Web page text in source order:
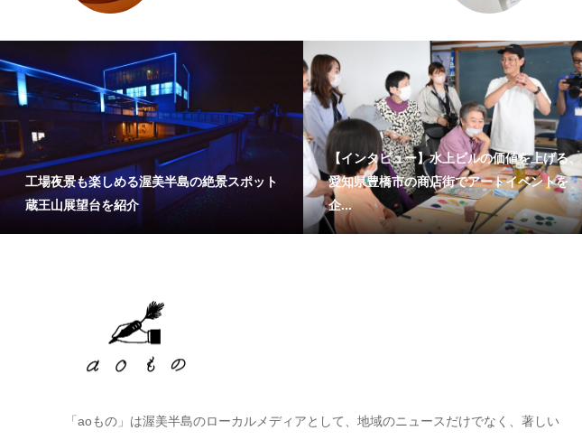
工場夜景も楽しめる渥美半島の絶景スポット
蔵王山展望台を紹介
【インタビュー】水上ビルの価値を上げる、
愛知県豊橋市の商店街でアートイベントを
企...
「aoもの」は渥美半島のローカルメディアとして、地域のニュースだけでなく、著しい